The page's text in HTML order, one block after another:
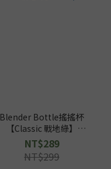
Blender Bottle搖搖杯
【Classic 戰地綠】
20oz/592ml
NT$289
NT$299